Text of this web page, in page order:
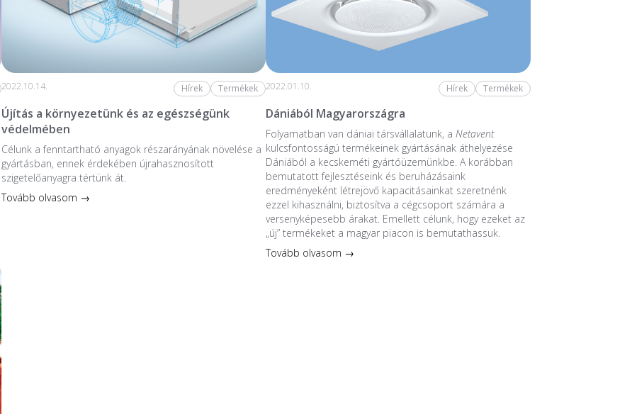
2022.10.14. Hírek Termékek
Újítás a környezetünk és az egészségünk
védelmében
Célunk a fenntartható anyagok részarányának növelése a
gyártásban, ennek érdekében újrahasznosított
szigetelőanyagra tértünk át.
Tovább olvasom →
2022.01.10. Hírek Termékek
Dániából Magyarországra
Folyamatban van dániai társvállalatunk, aNetavent
kulcsfontosságú termékeinek gyártásának áthelyezése
Dániából a kecskeméti gyártóüzemünkbe. A korábban
bemutatott fejlesztéseink és beruházásaink
eredményeként létrejövő kapacitásainkat szeretnénk
ezzel kihasználni, biztosítva a cégcsoport számára a
versenyképesebb árakat. Emellett célunk, hogy ezeket az
„új” termékeket a magyar piacon is bemutathassuk.
Tovább olvasom →